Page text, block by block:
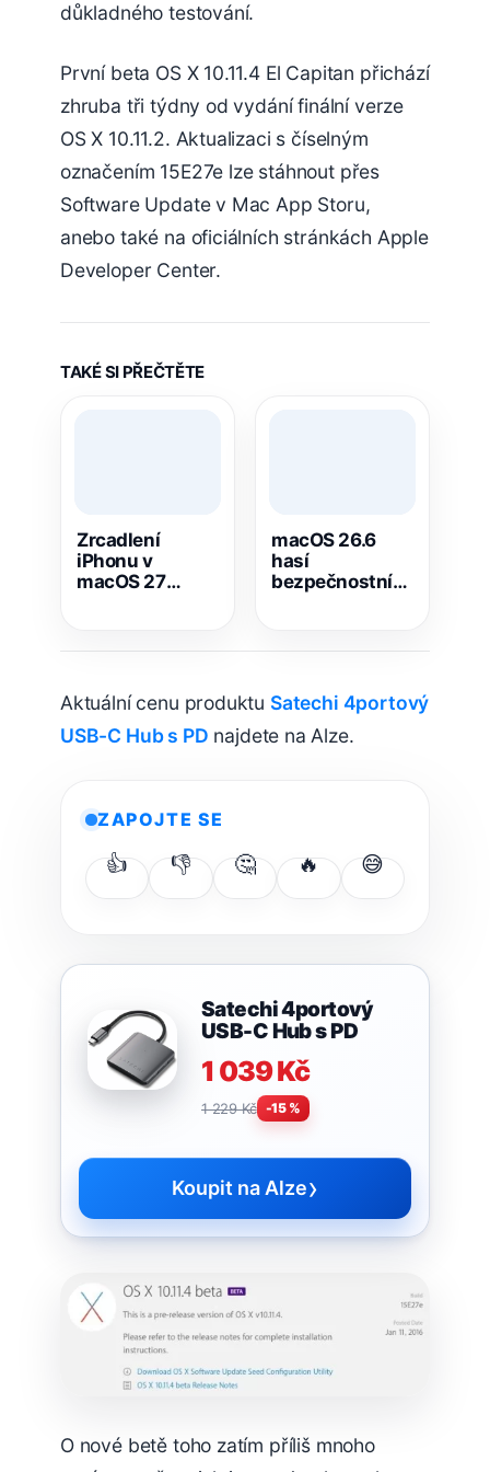
důkladného testování.
První beta OS X 10.11.4 El Capitan přichází
zhruba tři týdny od vydání finální verze
OS X 10.11.2. Aktualizaci s číselným
označením 15E27e lze stáhnout přes
Software Update v Mac App Storu,
anebo také na oficiálních stránkách Apple
Developer Center.
TAKÉ SI PŘEČTĚTE
Zrcadlení
iPhonu v
macOS 27
macOS 26.6
hasí
bezpečnostní
Aktuální cenu produktu Satechi 4portový
USB-C Hub s PD najdete na Alze.
ZAPOJTE SE
👍 👎 🤔 🔥 😅
Satechi 4portový
USB-C Hub s PD
1 039 Kč
1 229 Kč -15 %
Koupit na Alze›
O nové betě toho zatím příliš mnoho